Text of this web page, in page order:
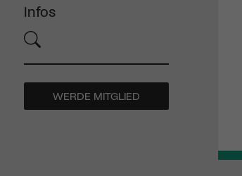
Infos
WERDE MITGLIED